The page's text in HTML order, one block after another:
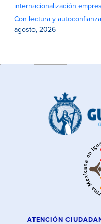
internacionalización
Con lectura y
agosto, 2026
ATENCIÓN